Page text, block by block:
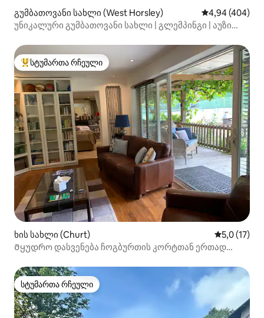
გუმბათოვანი სახლი (West Horsley) საშუალო
4,94 (404)
უნიკალური გუმბათოვანი სახლი | გლემპინგი | აუზი
სტუმართა რჩეული მოწინავე ვარიანტი
სტუმართა რჩეული
ხის სახლი (Churt) საშუალო
5,0 (17)
Მყუდრო დასვენება ჩოგბურთის კორტთან ერთად
სტუმართა რჩეული
სტუმართა რჩეული